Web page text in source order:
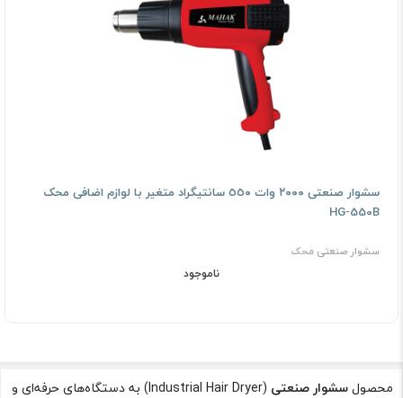
سشوار صنعتى ٢٠٠٠ وات ٥٥٠ سانتیگراد متغیر با لوازم اضافی محک
HG-550B
سشوار صنعتی محک
ناموجود
محصولسشوار صنعتی
(Industrial Hair Dryer) به دستگاه‌های حرفه‌ای و